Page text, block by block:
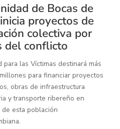
de Bocas de
proyectos de
colectiva por
del conflicto
para las Víctimas destinará más
para financiar proyectos
obras de infraestructura
y transporte ribereño en
esta población